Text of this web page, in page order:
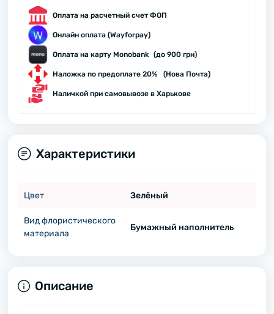
Оплата на расчетный счет ФОП
Онлайн оплата (Wayforpay)
Оплата на карту Monobank (до 900 грн)
Наложка по предоплате 20% (Нова Почта)
Наличкой при самовывозе в Харькове
Характеристики
Цвет Зелёный
Вид флористического
материала
Бумажный наполнитель
Описание